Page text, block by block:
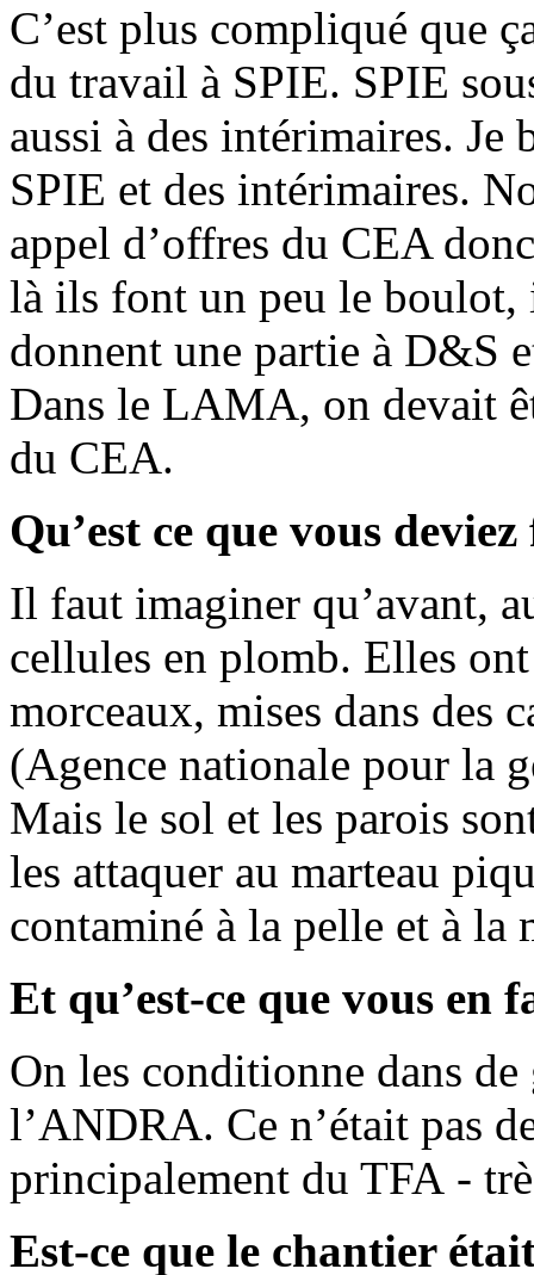
C’est plus compliqué que
du travail à SPIE. SPIE
aussi à des intérimaires. Je
SPIE et des intérimaires.
appel d’offres du CEA
là ils font un peu le boulot,
donnent une partie à D&S
Dans le LAMA, on devait
du CEA.
Qu’est ce que vous
Il faut imaginer qu’avant,
cellules en plomb. Elles
morceaux, mises dans des
(Agence nationale pour la
Mais le sol et les parois
les attaquer au marteau
contaminé à la pelle et à la
Et qu’est-ce que vous en
On les conditionne dans
l’ANDRA. Ce n’était pas
principalement du TFA -
Est-ce que le chantier